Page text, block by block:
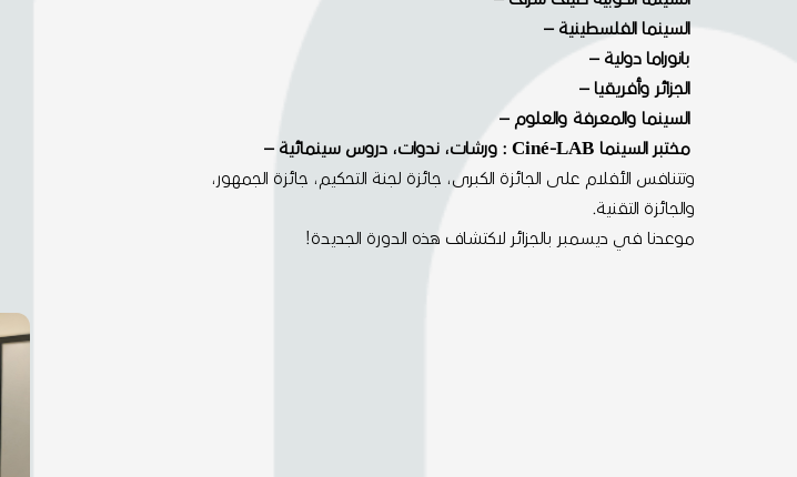
السينما الفلسطينية –
بانوراما دولية –
الجزائر وأفريقيا –
السينما والمعرفة والعلوم –
مختبر السينما Ciné-LAB : ورشات، ندوات، دروس سينمائية –
وتتنافس الأفلام على الجائزة الكبرى، جائزة لجنة التحكيم، جائزة الجمهور،
والجائزة التقنية.
موعدنا في ديسمبر بالجزائر لاكتشاف هذه الدورة الجديدة!